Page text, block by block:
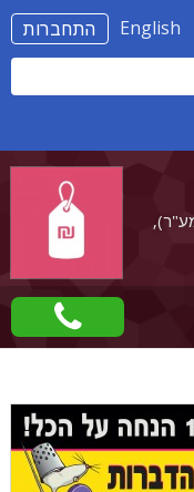
התחברות English
(מע"ר),